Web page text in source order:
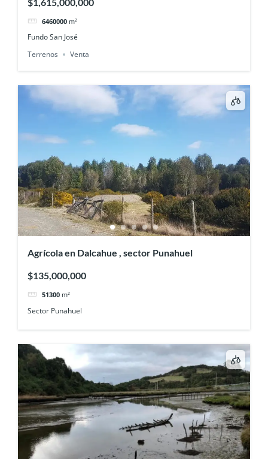
6460000 m²
Fundo San José
Terrenos
Venta
Agrícola en Dalcahue , sector Punahuel
$135,000,000
51300 m²
Sector Punahuel